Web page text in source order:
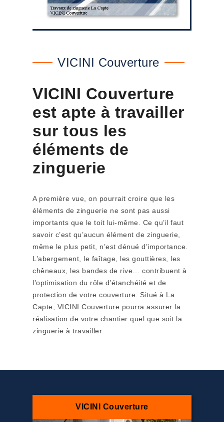
VICINI Couverture
VICINI Couverture
est apte à travailler
sur tous les
éléments de
zinguerie
A première vue, on pourrait croire que les
éléments de zinguerie ne sont pas aussi
importants que le toit lui-même. Ce qu’il faut
savoir c’est qu’aucun élément de zinguerie,
même le plus petit, n’est dénué d’importance.
L’abergement, le faîtage, les gouttières, les
chêneaux, les bandes de rive… contribuent à
l’optimisation du rôle d’étanchéité et de
protection de votre couverture. Situé à La
Capte, VICINI Couverture pourra assurer la
réalisation de votre chantier quel que soit la
zinguerie à travailler.
VICINI Couverture